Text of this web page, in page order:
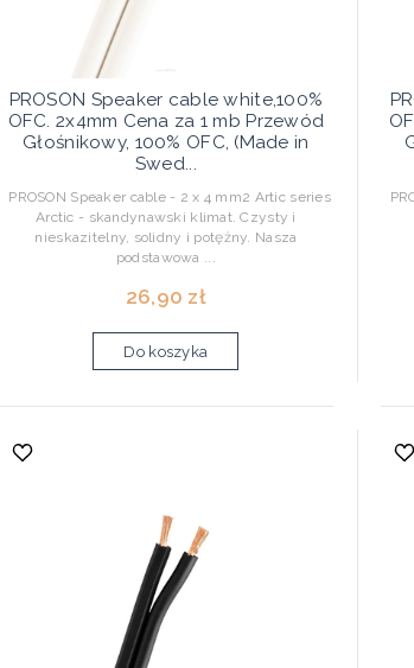
PROSON Speaker cable white,100%
OFC. 2x4mm Cena za 1 mb Przewód
Głośnikowy, 100% OFC, (Made in
Swed...
PROSON Speaker cable - 2 x 4 mm2 Artic series
Arctic - skandynawski klimat. Czysty i
nieskazitelny, solidny i potężny. Nasza
podstawowa ...
26,90 zł
Do koszyka